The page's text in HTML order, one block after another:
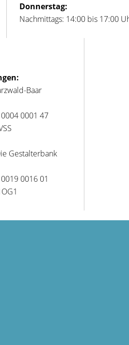
Donnerstag:
Nachmittags: 14:00 bis 17:00
Baar
0001 47
Gestalterbank
0016 01